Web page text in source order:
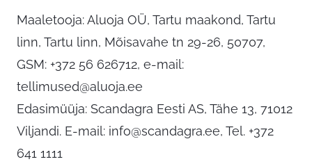
Maaletooja: Aluoja OÜ, Tartu maakond, Tartu
linn, Tartu linn, Mõisavahe tn 29-26, 50707,
GSM: +372 56 626712, e-mail:
tellimused@aluoja.ee
Edasimüüja: Scandagra Eesti AS, Tähe 13, 71012
Viljandi. E-mail: info@scandagra.ee, Tel. +372
641 1111